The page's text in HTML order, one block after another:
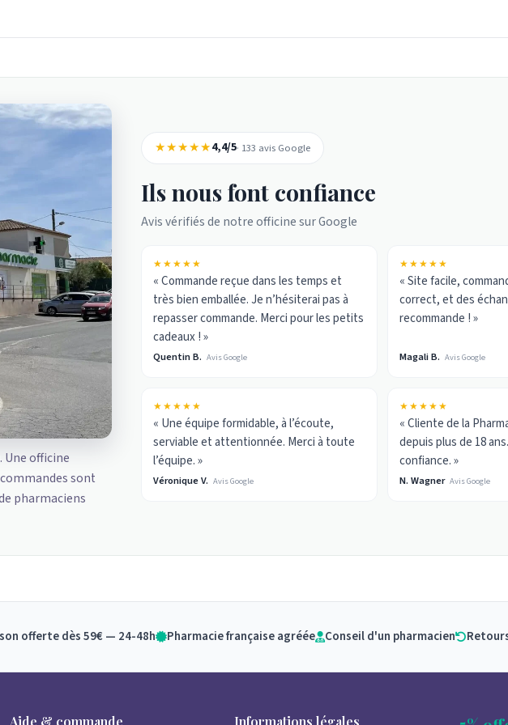
Une officine
commandes sont
pharmaciens
★★★★★4,4/5· 133 avis Google
Ils nous font confiance
Avis vérifiés de notre officine sur Google
★★★★★
« Commande reçue dans les temps et
très bien emballée. Je n’hésiterai pas à
repasser commande. Merci pour les petits
cadeaux ! »
Quentin B. Avis Google
★★★★★
« Site facile,
correct, et des
recommande ! »
Magali B. Avis Google
★★★★★
« Une équipe formidable, à l’écoute,
serviable et attentionnée. Merci à toute
l’équipe. »
Véronique V. Avis Google
★★★★★
« Cliente de la
depuis plus de 18
confiance. »
N. Wagner Avis Google
offerte dès 59€ — 24-48h Pharmacie française agréée Conseil d'un pharmacien